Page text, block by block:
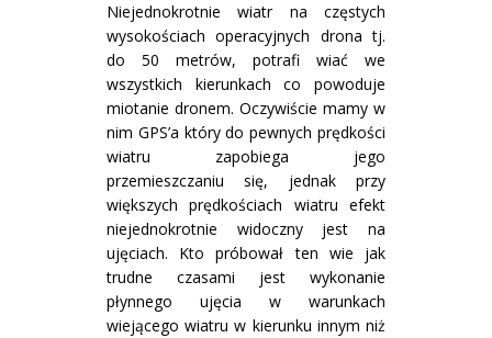
Niejednokrotnie wiatr na częstych
wysokościach operacyjnych drona tj.
do 50 metrów, potrafi wiać we
wszystkich kierunkach co powoduje
miotanie dronem. Oczywiście mamy w
nim GPS’a który do pewnych prędkości
wiatru zapobiega jego
przemieszczaniu się, jednak przy
większych prędkościach wiatru efekt
niejednokrotnie widoczny jest na
ujęciach. Kto próbował ten wie jak
trudne czasami jest wykonanie
płynnego ujęcia w warunkach
wiejącego wiatru w kierunku innym niż